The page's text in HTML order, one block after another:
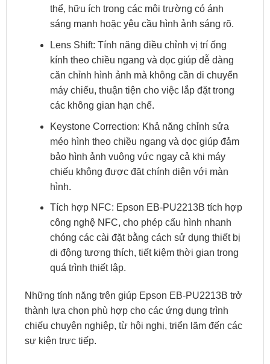
thể, hữu ích trong các môi trường có ánh
sáng mạnh hoặc yêu cầu hình ảnh sáng rõ.
Lens Shift: Tính năng điều chỉnh vị trí ống
kính theo chiều ngang và dọc giúp dễ dàng
căn chỉnh hình ảnh mà không cần di chuyển
máy chiếu, thuận tiện cho việc lắp đặt trong
các không gian hạn chế.
Keystone Correction: Khả năng chỉnh sửa
méo hình theo chiều ngang và dọc giúp đảm
bảo hình ảnh vuông vức ngay cả khi máy
chiếu không được đặt chính diện với màn
hình.
Tích hợp NFC: Epson EB-PU2213B tích hợp
công nghệ NFC, cho phép cấu hình nhanh
chóng các cài đặt bằng cách sử dụng thiết bị
di động tương thích, tiết kiệm thời gian trong
quá trình thiết lập.
Những tính năng trên giúp Epson EB-PU2213B trở
thành lựa chọn phù hợp cho các ứng dụng trình
chiếu chuyên nghiệp, từ hội nghị, triển lãm đến các
sự kiện trực tiếp.